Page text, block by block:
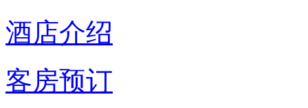
酒店介绍
客房预订